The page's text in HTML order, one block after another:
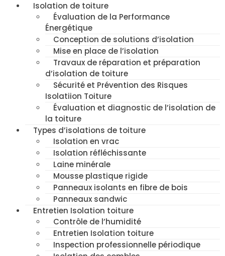
Isolation de toiture
Évaluation de la Performance
Énergétique
Conception de solutions d’isolation
Mise en place de l’isolation
Travaux de réparation et préparation
d’isolation de toiture
Sécurité et Prévention des Risques
Isolatiion Toiture
Évaluation et diagnostic de l’isolation de
la toiture
Types d’isolations de toiture
Isolation en vrac
Isolation réfléchissante
Laine minérale
Mousse plastique rigide
Panneaux isolants en fibre de bois
Panneaux sandwic
Entretien Isolation toiture
Contrôle de l’humidité
Entretien Isolation toiture
Inspection professionnelle périodique